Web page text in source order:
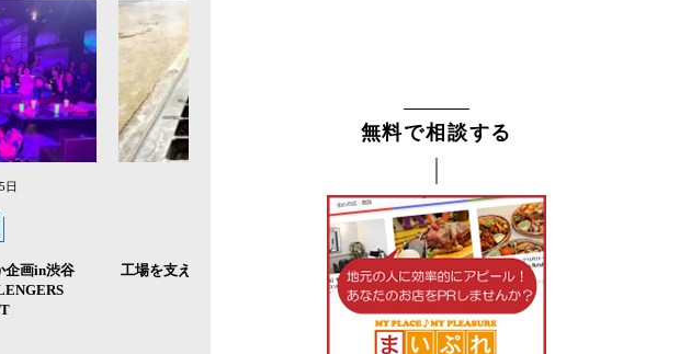
日
企画in渋谷
工場を支える水の道。U字側溝の修繕
ブログ
屋根破損状況をドローン点検で調査
無料で相談する